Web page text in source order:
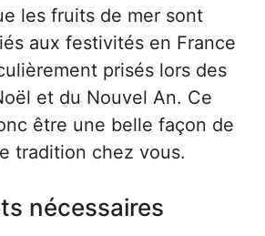
les fruits de mer sont
aux festivités en France
prisés lors des
et du Nouvel An. Ce
être une belle façon de
tradition chez vous.
nécessaires